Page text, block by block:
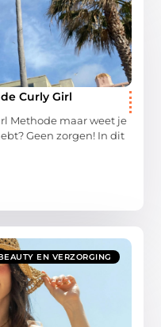
Curly Girl
Methode maar weet je
Geen zorgen! In dit
EN VERZORGING